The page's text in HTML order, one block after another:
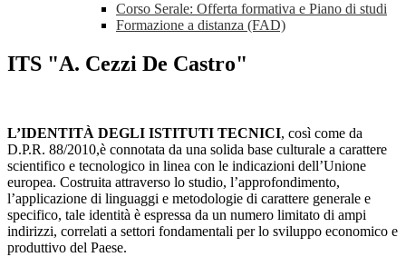
Corso Serale: Offerta formativa e Piano di studi
Formazione a distanza (FAD)
ITS "A. Cezzi De Castro"
L’IDENTITÀ DEGLI ISTITUTI TECNICI, così come da
D.P.R. 88/2010,è connotata da una solida base culturale a carattere
scientifico e tecnologico in linea con le indicazioni dell’Unione
europea. Costruita attraverso lo studio, l’approfondimento,
l’applicazione di linguaggi e metodologie di carattere generale e
specifico, tale identità è espressa da un numero limitato di ampi
indirizzi, correlati a settori fondamentali per lo sviluppo economico e
produttivo del Paese.